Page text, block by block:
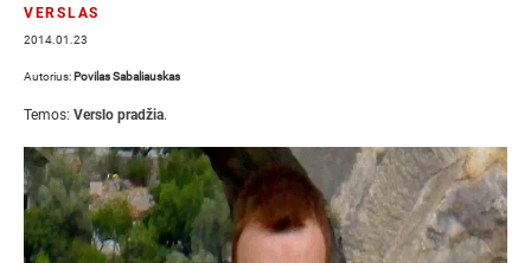
VERSLAS
2014.01.23
Autorius: Povilas Sabaliauskas
Temos: Verslo pradžia.